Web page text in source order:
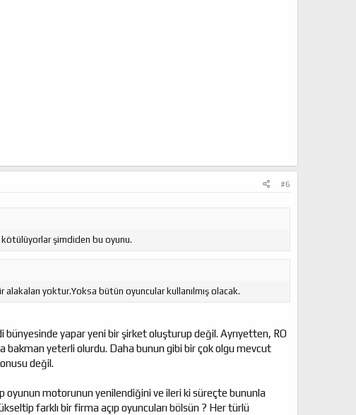
#6
kötülüyorlar şimdiden bu oyunu.
alakaları yoktur.Yoksa bütün oyuncular kullanılmış olacak.
yapar yeni bir şirket oluşturup değil. Ayrıyetten, RO
bakman yeterli olurdu. Daha bunun gibi bir çok olgu mevcut
değil.
oyunun motorunun yenilendiğini ve ileri ki süreçte bununla
farklı bir firma açıp oyuncuları bölsün ? Her türlü